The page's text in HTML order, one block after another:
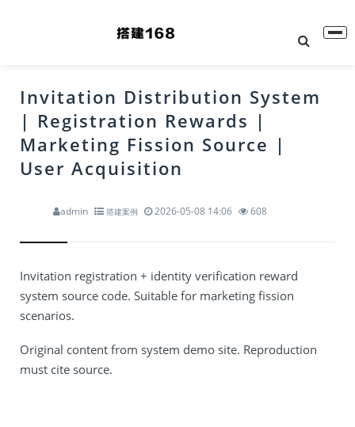
Invitation Distribution System
| Registration Rewards |
Marketing Fission Source |
User Acquisition
admin 搭建案例 2026-05-08 14:06 608
Invitation registration + identity verification reward
system source code. Suitable for marketing fission
scenarios.
Original content from system demo site. Reproduction
must cite source.